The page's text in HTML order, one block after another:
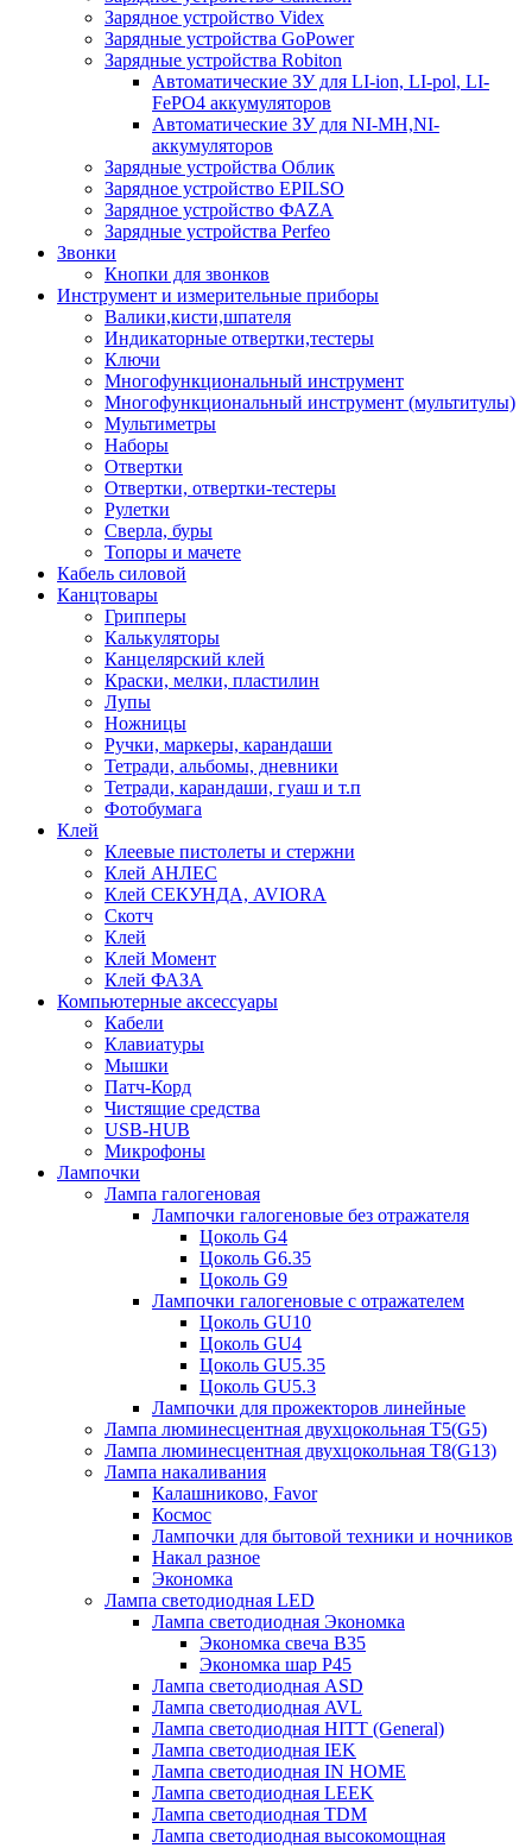
Зарядное устройство Videx
Зарядные устройства GoPower
Зарядные устройства Robiton
Автоматические ЗУ для LI-ion, LI-pol, LI-
FePO4 аккумуляторов
Автоматические ЗУ для NI-MH,NI-
аккумуляторов
Зарядные устройства Облик
Зарядное устройство EPILSO
Зарядное устройство ФАZА
Зарядные устройства Perfeo
Звонки
Кнопки для звонков
Инструмент и измерительные приборы
Валики,кисти,шпателя
Индикаторные отвертки,тестеры
Ключи
Многофункциональный инструмент
Многофункциональный инструмент (мультитулы)
Мультиметры
Наборы
Отвертки
Отвертки, отвертки-тестеры
Рулетки
Сверла, буры
Топоры и мачете
Кабель силовой
Канцтовары
Грипперы
Калькуляторы
Канцелярский клей
Краски, мелки, пластилин
Лупы
Ножницы
Ручки, маркеры, карандаши
Тетради, альбомы, дневники
Тетради, карандаши, гуаш и т.п
Фотобумага
Клей
Клеевые пистолеты и стержни
Клей АНЛЕС
Клей СЕКУНДА, AVIORA
Скотч
Клей
Клей Момент
Клей ФАЗА
Компьютерные аксессуары
Кабели
Клавиатуры
Мышки
Патч-Корд
Чистящие средства
USB-HUB
Микрофоны
Лампочки
Лампа галогеновая
Лампочки галогеновые без отражателя
Цоколь G4
Цоколь G6.35
Цоколь G9
Лампочки галогеновые с отражателем
Цоколь GU10
Цоколь GU4
Цоколь GU5.35
Цоколь GU5.3
Лампочки для прожекторов линейные
Лампа люминесцентная двухцокольная Т5(G5)
Лампа люминесцентная двухцокольная Т8(G13)
Лампа накаливания
Калашниково, Favor
Космос
Лампочки для бытовой техники и ночников
Накал разное
Экономка
Лампа светодиодная LED
Лампа светодиодная Экономка
Экономка свеча B35
Экономка шар P45
Лампа светодиодная ASD
Лампа светодиодная AVL
Лампа светодиодная HITT (General)
Лампа светодиодная IEK
Лампа светодиодная IN HOME
Лампа светодиодная LEEK
Лампа светодиодная TDM
Лампа светодиодная высокомощная